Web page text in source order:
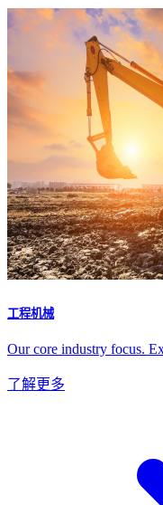
工程机械
Our core industry focus.
了解更多